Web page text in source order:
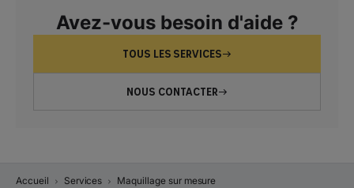
Avez-vous besoin d'aide ?
TOUS LES SERVICES
NOUS CONTACTER
Accueil Services Maquillage sur mesure